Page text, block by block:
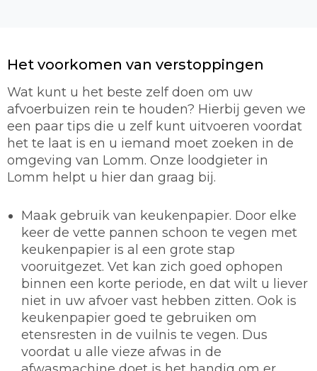
Het voorkomen van verstoppingen
Wat kunt u het beste zelf doen om uw
afvoerbuizen rein te houden? Hierbij geven we
een paar tips die u zelf kunt uitvoeren voordat
het te laat is en u iemand moet zoeken in de
omgeving van Lomm. Onze loodgieter in
Lomm helpt u hier dan graag bij.
Maak gebruik van keukenpapier. Door elke
keer de vette pannen schoon te vegen met
keukenpapier is al een grote stap
vooruitgezet. Vet kan zich goed ophopen
binnen een korte periode, en dat wilt u liever
niet in uw afvoer vast hebben zitten. Ook is
keukenpapier goed te gebruiken om
etensresten in de vuilnis te vegen. Dus
voordat u alle vieze afwas in de